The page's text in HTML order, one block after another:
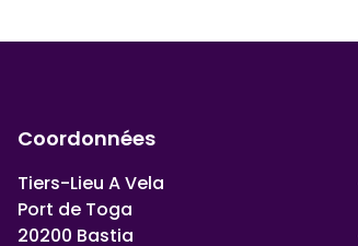
Coordonnées
Tiers-Lieu A Vela
Port de Toga
20200 Bastia